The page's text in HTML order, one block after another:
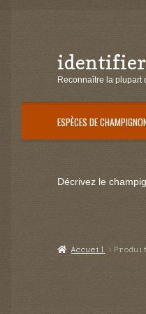
Aller
à
navigation
Aller
au
Reconnaître la plupart
ESPÈCES DE
Décrivez le
Accueil